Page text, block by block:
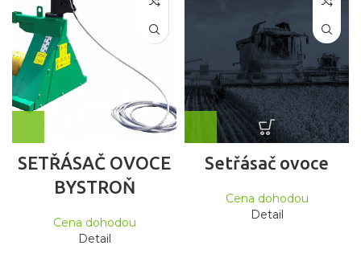
SETŘÁSAČ OVOCE
BYSTROŇ
Cena dohodou
Detail
Setřásač ovoce
Cena dohodou
Detail